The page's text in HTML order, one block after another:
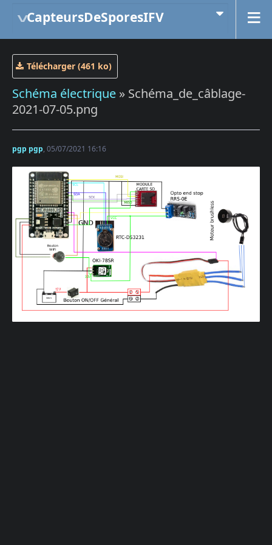
CapteursDeSporesIFV
Télécharger (461 ko)
Schéma électrique » Schéma_de_câblage-
2021-07-05.png
pgp pgp, 05/07/2021 16:16